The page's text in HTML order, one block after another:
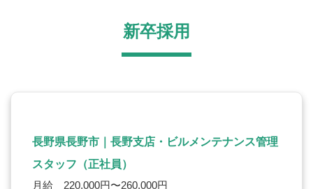
新卒採用
長野県長野市｜長野支店・ビルメンテナンス管理
スタッフ（正社員）
月給 220,000円〜260,000円